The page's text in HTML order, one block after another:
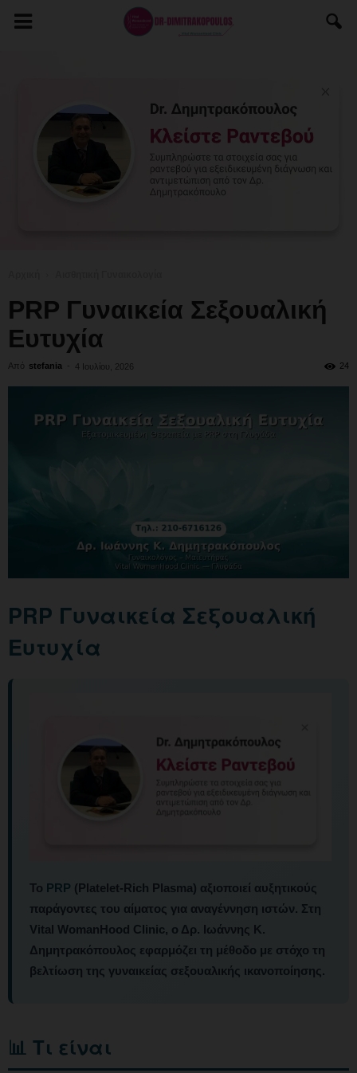
PRP Γυναικεία Σεξουαλική
Ευτυχία
Από stefania - 4 Ιουλίου, 2026 24
PRP Γυναικεία Σεξουαλική
Ευτυχία
Το PRP (Platelet-Rich Plasma) αξιοποιεί αυξητικούς
παράγοντες του αίματος για αναγέννηση ιστών. Στη
Vital WomanHood Clinic, ο Δρ. Ιωάννης Κ.
Δημητρακόπουλος εφαρμόζει τη μέθοδο με στόχο τη
βελτίωση της γυναικείας σεξουαλικής ικανοποίησης.
📊 Τι είναι